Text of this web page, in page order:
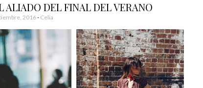
ALIADO DEL FINAL DEL VERANO
2016- Celia